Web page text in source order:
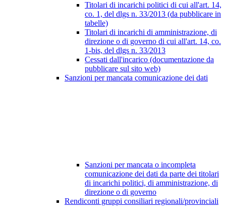
Titolari di incarichi politici di cui all'art. 14,
co. 1, del dlgs n. 33/2013 (da pubblicare in
tabelle)
Titolari di incarichi di amministrazione, di
direzione o di governo di cui all'art. 14, co.
1-bis, del dlgs n. 33/2013
Cessati dall'incarico (documentazione da
pubblicare sul sito web)
Sanzioni per mancata comunicazione dei dati
Sanzioni per mancata o incompleta
comunicazione dei dati da parte dei titolari
di incarichi politici, di amministrazione, di
direzione o di governo
Rendiconti gruppi consiliari regionali/provinciali